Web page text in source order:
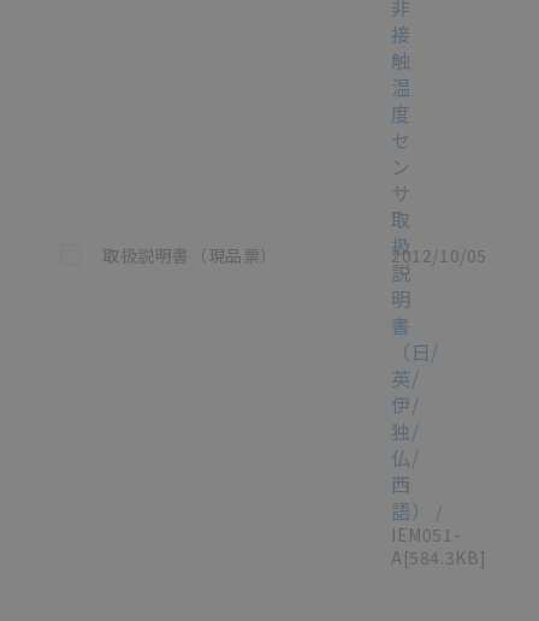
この資料を選択
取扱説明書（現品票）
非
接
触
温
度
セ
ン
サ
取
扱
説
明
書
（日/
英/
伊/
独/
仏/
西
語）
/
IEM051-
A [584.3KB]
2012/10/05